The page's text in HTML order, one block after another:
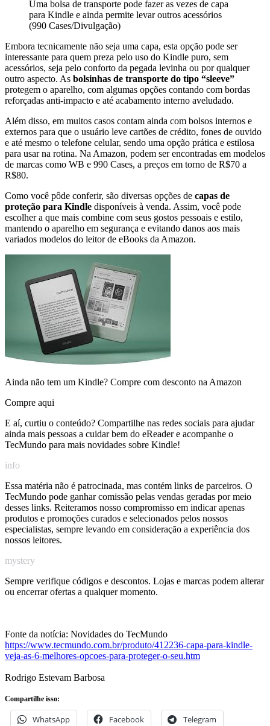
Uma bolsa de transporte pode fazer as vezes de capa
para Kindle e ainda permite levar outros acessórios
(990 Cases/Divulgação)
Embora tecnicamente não seja uma capa, esta opção pode ser
interessante para quem preza pelo uso do Kindle puro, sem
acessórios, seja pelo conforto da pegada levinha ou por qualquer
outro aspecto. As bolsinhas de transporte do tipo “sleeve”
protegem o aparelho, com algumas opções contando com bordas
reforçadas anti-impacto e até acabamento interno aveludado.
Além disso, em muitos casos contam ainda com bolsos internos e
externos para que o usuário leve cartões de crédito, fones de ouvido
e até mesmo o telefone celular, sendo uma opção prática e estilosa
para usar na rotina. Na Amazon, podem ser encontradas em modelos
de marcas como WB e 990 Cases, a preços em torno de R$70 a
R$80.
Como você pôde conferir, são diversas opções de capas de
proteção para Kindle disponíveis à venda. Assim, você pode
escolher a que mais combine com seus gostos pessoais e estilo,
mantendo o aparelho em segurança e evitando danos aos mais
variados modelos do leitor de eBooks da Amazon.
Ainda não tem um Kindle? Compre com desconto na Amazon
Compre aqui
E aí, curtiu o conteúdo? Compartilhe nas redes sociais para ajudar
ainda mais pessoas a cuidar bem do eReader e acompanhe o
TecMundo para mais novidades sobre Kindle!
info
Essa matéria não é patrocinada, mas contém links de parceiros. O
TecMundo pode ganhar comissão pelas vendas geradas por meio
desses links. Reiteramos nosso compromisso em indicar apenas
produtos e promoções curados e selecionados pelos nossos
especialistas, sempre levando em consideração a experiência dos
nossos leitores.
mystery
Sempre verifique códigos e descontos. Lojas e marcas podem alterar
ou encerrar ofertas a qualquer momento.
Fonte da notícia: Novidades do TecMundo
https://www.tecmundo.com.br/produto/412236-capa-para-kindle-
veja-as-6-melhores-opcoes-para-proteger-o-seu.htm
Rodrigo Estevam Barbosa
Compartilhe isso:
WhatsApp Facebook Telegram